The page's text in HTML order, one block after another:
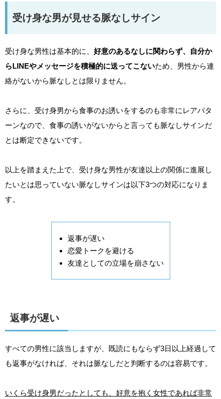
受け身な男が見せる脈なしサイン
受け身な男性は基本的に、 好意のあるなしに関わらず、自分か
らLINEやメッセージを積極的に送ってこないため、男性から連
絡がないから脈なしとは限りません。
さらに、受け身男から食事のお誘いをするのも非常にレアパタ
ーンなので、食事の誘いがないからと言っても脈なしサインだ
とは断定できないです。
以上を踏まえた上で、受け身な男性が友達以上の関係に進展し
たいとは思っていない脈なしサインは以下3つの対応になりま
す。
返事が遅い
恋愛トークを避ける
友達としての立場を崩さない
返事が遅い
すべての男性に該当しますが、既読にもならず3日以上経過して
も返事がなければ、それは脈なしだと判断するのは容易です。
いくら受け身男だったとしても、好意を抱く女性であれば非常